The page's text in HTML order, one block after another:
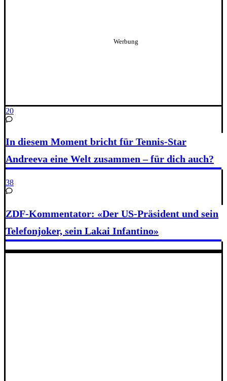
20
In diesem Moment bricht für Tennis-Star
Andreeva eine Welt zusammen – für dich auch?
38
ZDF-Kommentator: «Der US-Präsident und sein
Telefonjoker, sein Lakai Infantino»